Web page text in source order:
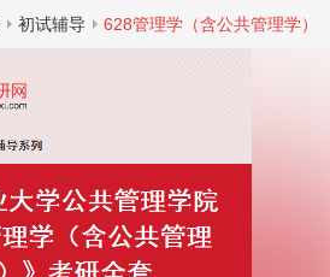
初试辅导 628管理学（含公共管理学）